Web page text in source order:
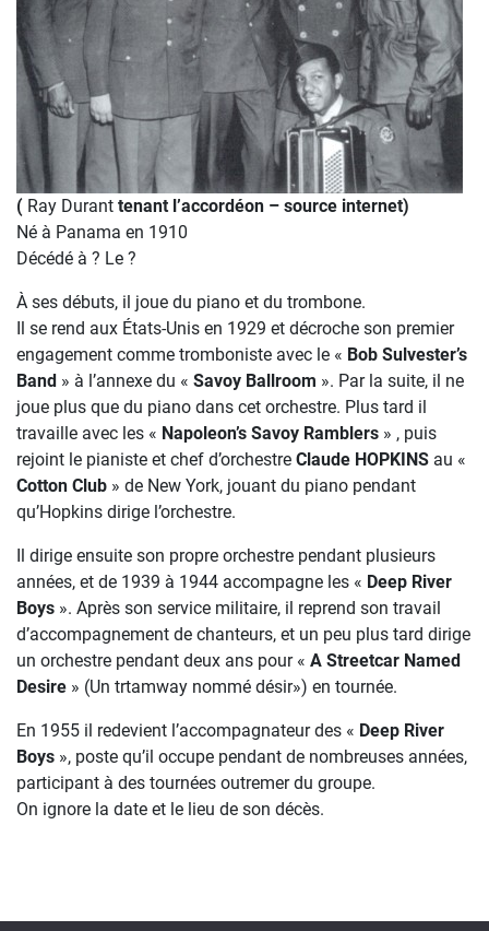
( Ray Durant tenant l’accordéon – source internet)
Né à Panama en 1910
Décédé à ? Le ?
À ses débuts, il joue du piano et du trombone.
Il se rend aux États-Unis en 1929 et décroche son premier
engagement comme tromboniste avec le « Bob Sulvester’s
Band » à l’annexe du « Savoy Ballroom ». Par la suite, il ne
joue plus que du piano dans cet orchestre. Plus tard il
travaille avec les « Napoleon’s Savoy Ramblers » , puis
rejoint le pianiste et chef d’orchestre Claude HOPKINS au «
Cotton Club » de New York, jouant du piano pendant
qu’Hopkins dirige l’orchestre.
Il dirige ensuite son propre orchestre pendant plusieurs
années, et de 1939 à 1944 accompagne les « Deep River
Boys ». Après son service militaire, il reprend son travail
d’accompagnement de chanteurs, et un peu plus tard dirige
un orchestre pendant deux ans pour « A Streetcar Named
Desire » (Un trtamway nommé désir») en tournée.
En 1955 il redevient l’accompagnateur des « Deep River
Boys », poste qu’il occupe pendant de nombreuses années,
participant à des tournées outremer du groupe.
On ignore la date et le lieu de son décès.